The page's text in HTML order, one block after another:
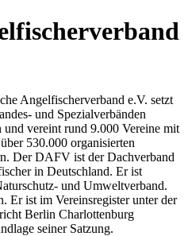
Angelfischerverband e.V. setzt
und Spezialverbänden
und vereint rund 9.000 Vereine mit
530.000 organisierten
Der DAFV ist der Dachverband
in Deutschland. Er ist
und Umweltverband.
Er ist im Vereinsregister unter der
Berlin Charlottenburg
seiner Satzung.